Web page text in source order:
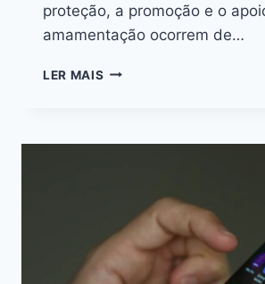
proteção, a promoção e o
amamentação ocorrem de…
LER MAIS